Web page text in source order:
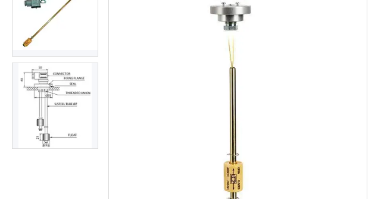
КОНТРОЛЬНО-
ВИМІРЮВАЛЬНІ ПРИЛАДИ
Запчастин до
сільгосптехніки
ЗАПЧАСТИНИ ДЛЯ
БУДІВЕЛЬНОЇ І
ДОРОЖНЬОГО ТЕХНІКИ
Запчастини до
навантажувачів